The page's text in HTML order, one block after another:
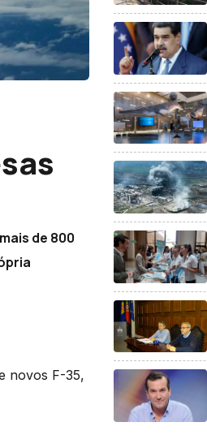
de 800
novos F-35,